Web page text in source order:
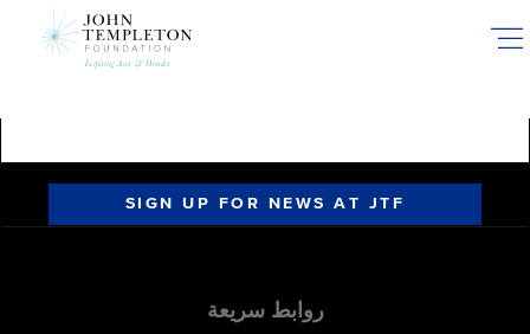
SIGN UP FOR NEWS AT JTF
روابط سريعة